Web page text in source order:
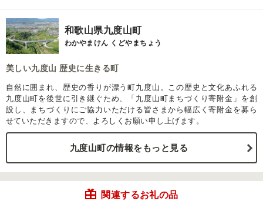
和歌山県九度山町
わかやまけん くどやまちょう
美しい九度山 歴史に生きる町
自然に囲まれ、歴史の香りが漂う町九度山。この歴史と文化あふれる
九度山町を後世に引き継ぐため、「九度山町まちづくり寄附金」を創
設し、まちづくりにご協力いただける皆さまから幅広く寄附金を募ら
せていただきますので、よろしくお願い申し上げます。
九度山町の情報をもっと見る
関連するお礼の品